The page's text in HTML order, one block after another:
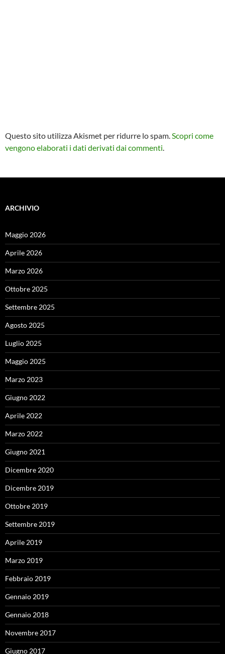
Questo sito utilizza Akismet per ridurre lo spam.Scopri come
vengono elaborati i dati derivati dai commenti.
ARCHIVIO
Maggio 2026
Aprile 2026
Marzo 2026
Ottobre 2025
Settembre 2025
Agosto 2025
Luglio 2025
Maggio 2025
Marzo 2023
Giugno 2022
Aprile 2022
Marzo 2022
Giugno 2021
Dicembre 2020
Dicembre 2019
Ottobre 2019
Settembre 2019
Aprile 2019
Marzo 2019
Febbraio 2019
Gennaio 2019
Gennaio 2018
Novembre 2017
Giugno 2017